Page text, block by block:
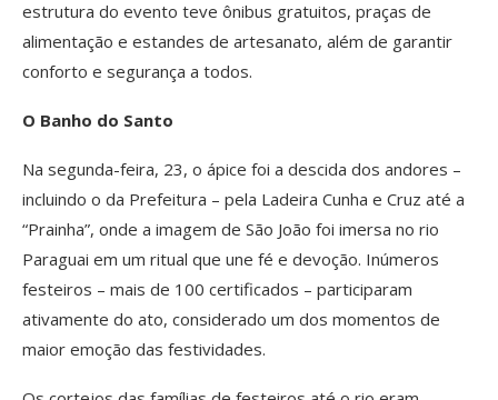
estrutura do evento teve ônibus gratuitos, praças de
alimentação e estandes de artesanato, além de garantir
conforto e segurança a todos.
O Banho do Santo
Na segunda-feira, 23, o ápice foi a descida dos andores –
incluindo o da Prefeitura – pela Ladeira Cunha e Cruz até a
“Prainha”, onde a imagem de São João foi imersa no rio
Paraguai em um ritual que une fé e devoção. Inúmeros
festeiros – mais de 100 certificados – participaram
ativamente do ato, considerado um dos momentos de
maior emoção das festividades.